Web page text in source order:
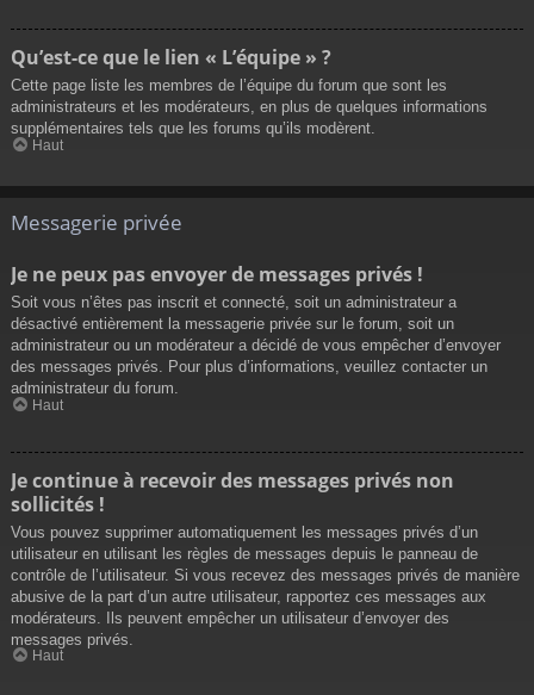
Qu’est-ce que le lien « L’équipe » ?
Cette page liste les membres de l’équipe du forum que sont les
administrateurs et les modérateurs, en plus de quelques informations
supplémentaires tels que les forums qu’ils modèrent.
Haut
Messagerie privée
Je ne peux pas envoyer de messages privés !
Soit vous n’êtes pas inscrit et connecté, soit un administrateur a
désactivé entièrement la messagerie privée sur le forum, soit un
administrateur ou un modérateur a décidé de vous empêcher d’envoyer
des messages privés. Pour plus d’informations, veuillez contacter un
administrateur du forum.
Haut
Je continue à recevoir des messages privés non
sollicités !
Vous pouvez supprimer automatiquement les messages privés d’un
utilisateur en utilisant les règles de messages depuis le panneau de
contrôle de l’utilisateur. Si vous recevez des messages privés de manière
abusive de la part d’un autre utilisateur, rapportez ces messages aux
modérateurs. Ils peuvent empêcher un utilisateur d’envoyer des
messages privés.
Haut